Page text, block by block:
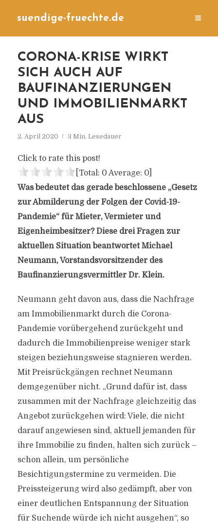
suendige-fruechte.de
CORONA-KRISE WIRKT
SICH AUCH AUF
BAUFINANZIERUNGEN
UND IMMOBILIENMARKT
AUS
2. April 2020 3 Min. Lesedauer
Click to rate this post!
[Total: 0 Average: 0]
Was bedeutet das gerade beschlossene „Gesetz
zur Abmilderung der Folgen der Covid-19-
Pandemie“ für Mieter, Vermieter und
Eigenheimbesitzer? Diese drei Fragen zur
aktuellen Situation beantwortet Michael
Neumann, Vorstandsvorsitzender des
Baufinanzierungsvermittler Dr. Klein.
Neumann geht davon aus, dass die Nachfrage
am Immobilienmarkt durch die Corona-
Pandemie vorübergehend zurückgeht und
dadurch die Immobilienpreise weniger stark
steigen beziehungsweise stagnieren werden.
Mit Preisrückgängen rechnet Neumann
demgegenüber nicht. „Grund dafür ist, dass
zusammen mit der Nachfrage gleichzeitig das
Angebot zurückgehen wird: Viele, die nicht
darauf angewiesen sind, aktuell jemanden für
ihre Immobilie zu finden, halten sich zurück –
schon allein, um persönliche
Besichtigungstermine zu vermeiden. Die
Preissteigerung wird also gedämpft, aber von
einer deutlichen Entspannung der Situation
für Suchende würde ich nicht ausgehen“, so